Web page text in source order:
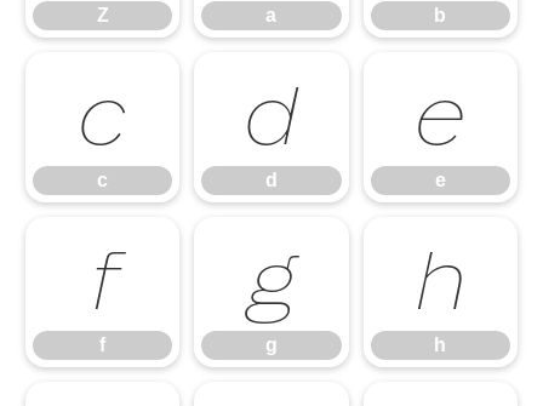
Z a b
c
c
d
d
e
e
f
f
g
g
h
h